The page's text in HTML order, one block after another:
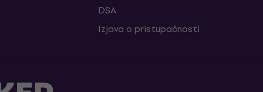
DSA
Izjava o pristupačnosti